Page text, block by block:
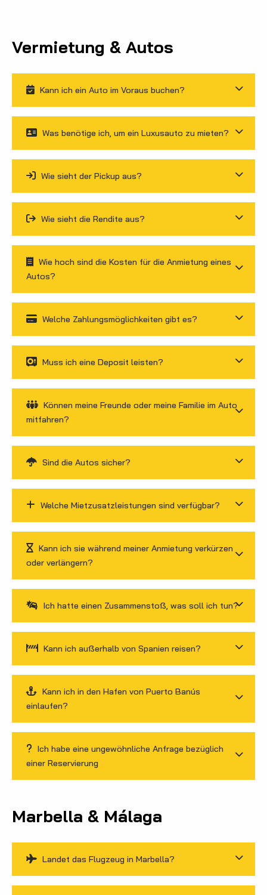
Vermietung & Autos
Kann ich ein Auto im Voraus buchen?
Was benötige ich, um ein Luxusauto zu mieten?
Wie sieht der Pickup aus?
Wie sieht die Rendite aus?
Wie hoch sind die Kosten für die Anmietung eines
Autos?
Welche Zahlungsmöglichkeiten gibt es?
Muss ich eine Deposit leisten?
Können meine Freunde oder meine Familie im Auto
mitfahren?
Sind die Autos sicher?
Welche Mietzusatzleistungen sind verfügbar?
Kann ich sie während meiner Anmietung verkürzen
oder verlängern?
Ich hatte einen Zusammenstoß, was soll ich tun?
Kann ich außerhalb von Spanien reisen?
Kann ich in den Hafen von Puerto Banús
einlaufen?
Ich habe eine ungewöhnliche Anfrage bezüglich
einer Reservierung
Marbella & Málaga
Landet das Flugzeug in Marbella?